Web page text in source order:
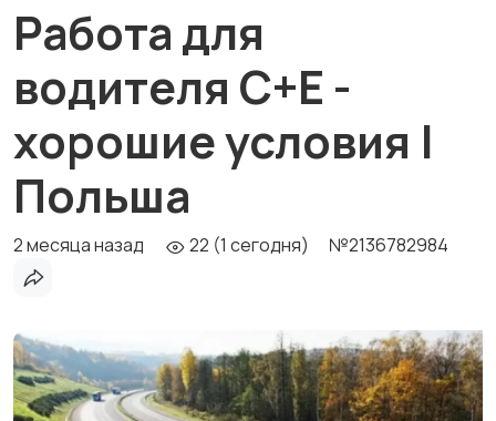
Работа для
водителя C+E -
хорошие условия |
Польша
2 месяца назад 22 (1 сегодня) №2136782984